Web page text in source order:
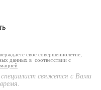
свое совершеннолетие,
данных в соответствии с
свяжется с Вами